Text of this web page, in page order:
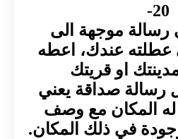
20-
رسالة موجهة الى
عندك، اعطه
او قريتك
رسالة صداقة يعني
له المكان مع وصف
في ذلك المكان.